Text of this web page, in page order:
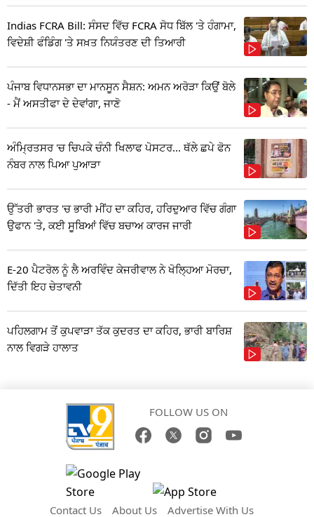
Indias FCRA Bill: ਸੰਸਦ ਵਿੱਚ FCRA ਸੋਧ ਬਿੱਲ 'ਤੇ ਹੰਗਾਮਾ,
ਵਿਦੇਸ਼ੀ ਫੰਡਿੰਗ 'ਤੇ ਸਖ਼ਤ ਨਿਯੰਤਰਣ ਦੀ ਤਿਆਰੀ
ਪੰਜਾਬ ਵਿਧਾਨਸਭਾ ਦਾ ਮਾਨਸੂਨ ਸੈਸ਼ਨ: ਅਮਨ ਅਰੋੜਾ ਕਿਉਂ ਬੋਲੇ
- ਮੈਂ ਅਸਤੀਫਾ ਦੇ ਦੇਵਾਂਗਾ, ਜਾਣੋ
ਅੰਮ੍ਰਿਤਸਰ 'ਚ ਚਿਪਕੇ ਚੰਨੀ ਖਿਲਾਫ ਪੋਸਟਰ... ਥੱਲੇ ਛਪੇ ਫੋਨ
ਨੰਬਰ ਨਾਲ ਪਿਆ ਪੁਆੜਾ
ਉੱਤਰੀ ਭਾਰਤ 'ਚ ਭਾਰੀ ਮੀਂਹ ਦਾ ਕਹਿਰ, ਹਰਿਦੁਆਰ ਵਿੱਚ ਗੰਗਾ
ਉਫਾਨ 'ਤੇ, ਕਈ ਸੂਬਿਆਂ ਵਿੱਚ ਬਚਾਅ ਕਾਰਜ ਜਾਰੀ
E-20 ਪੈਟਰੋਲ ਨੂੰ ਲੈ ਅਰਵਿੰਦ ਕੇਜਰੀਵਾਲ ਨੇ ਖੋਲ੍ਹਿਆ ਮੋਰਚਾ,
ਦਿੱਤੀ ਇਹ ਚੇਤਾਵਨੀ
ਪਹਿਲਗਾਮ ਤੋਂ ਕੁਪਵਾੜਾ ਤੱਕ ਕੁਦਰਤ ਦਾ ਕਹਿਰ, ਭਾਰੀ ਬਾਰਿਸ਼
ਨਾਲ ਵਿਗੜੇ ਹਾਲਾਤ
FOLLOW US ON
Contact Us About Us Advertise With Us